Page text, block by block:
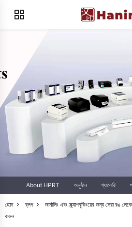
About HPRT অনুষ্ঠান গ্যালেরি
হোম ব্লগ
জার্নালিং এবং স্ক্র্যাপবুকিংয়ের জন্য সেরা রঙ
করুন